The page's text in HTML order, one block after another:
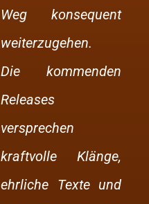
Weg konsequent
weiterzugehen.
Die kommenden
Releases
versprechen
kraftvolle Klänge,
ehrliche Texte und